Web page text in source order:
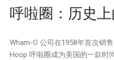
呼啦圈：历史
Wham-O 公司在1958年首次销
Hoop 呼啦圈成为美国的一款时